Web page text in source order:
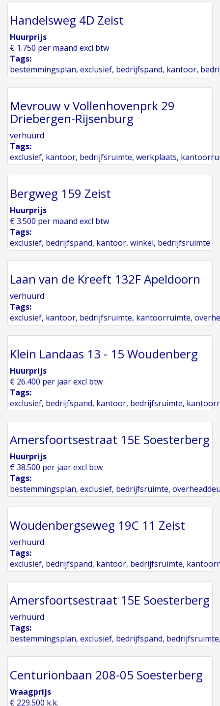
Handelsweg 4D Zeist
Huurprijs
€ 1.750 per maand excl btw
Tags:
bestemmingsplan, exclusief, bedrijfspand, kantoor,
Mevrouw v Vollenhovenprk 29
Driebergen-Rijsenburg
verhuurd
Tags:
exclusief, kantoor, bedrijfsruimte, werkplaats,
Bergweg 159 Zeist
Huurprijs
€ 3.500 per maand excl btw
Tags:
exclusief, bedrijfspand, kantoor, winkel, bedrijfsruimte
Laan van de Kreeft 132F Apeldoorn
verhuurd
Tags:
exclusief, kantoor, bedrijfsruimte, kantoorruimte,
Klein Landaas 13 - 15 Woudenberg
Huurprijs
€ 26.400 per jaar excl btw
Tags:
exclusief, bedrijfspand, kantoor, bedrijfsruimte,
Amersfoortsestraat 15E Soesterberg
Huurprijs
€ 38.500 per jaar excl btw
Tags:
bestemmingsplan, exclusief, bedrijfsruimte,
Woudenbergseweg 19C 11 Zeist
verhuurd
Tags:
exclusief, bedrijfspand, kantoor, bedrijfsruimte,
Amersfoortsestraat 15E Soesterberg
verhuurd
Tags:
bestemmingsplan, exclusief, bedrijfspand, bedrijfsruimte
Centurionbaan 208-05 Soesterberg
Vraagprijs
€ 229.500 k.k.